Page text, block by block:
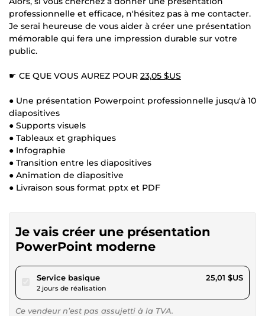
professionnelle et efficace, n'hésitez pas à me contacter.
Je serai heureuse de vous aider à créer une présentation
mémorable qui fera une impression durable sur votre
public.
☛ CE QUE VOUS AUREZ POUR 23,05 $US
● Une présentation Powerpoint professionnelle jusqu'à 10
diapositives
● Supports visuels
● Tableaux et graphiques
● Infographie
● Transition entre les diapositives
● Animation de diapositive
● Livraison sous format pptx et PDF
Je vais créer une présentation
PowerPoint moderne
Service basiquepour 23,05 $US
2 jours de réalisation
25,01 $US
Ce vendeur n’est pas assujetti à la TVA.